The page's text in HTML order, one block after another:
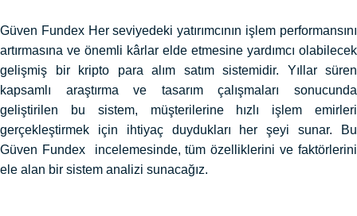
Güven Fundex Her seviyedeki yatırımcının işlem performansını
artırmasına ve önemli kârlar elde etmesine yardımcı olabilecek
gelişmiş bir kripto para alım satım sistemidir. Yıllar süren
kapsamlı araştırma ve tasarım çalışmaları sonucunda
geliştirilen bu sistem, müşterilerine hızlı işlem emirleri
gerçekleştirmek için ihtiyaç duydukları her şeyi sunar. Bu
Güven Fundex incelemesinde, tüm özelliklerini ve faktörlerini
ele alan bir sistem analizi sunacağız.